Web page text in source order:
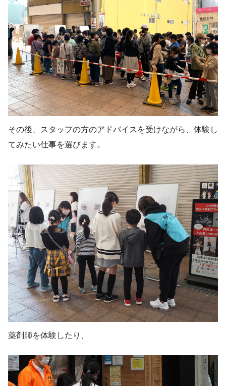
その後、スタッフの方のアドバイスを受けながら、体験し
てみたい仕事を選びます。
薬剤師を体験したり、